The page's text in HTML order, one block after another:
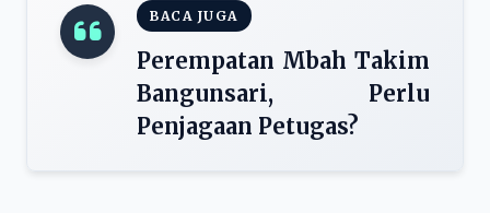
BACA JUGA
Perempatan Mbah Takim
Bangunsari, Perlu
Penjagaan Petugas?